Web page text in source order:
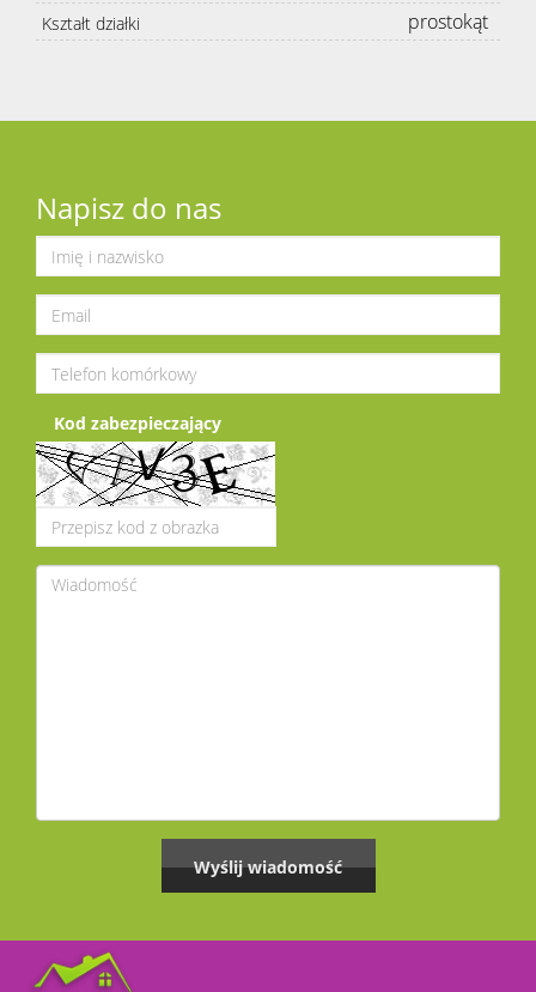
Kształt działki prostokąt
Napisz do nas
Kod zabezpieczający